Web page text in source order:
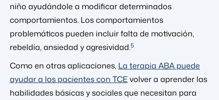
niño ayudándole a modificar determinados
comportamientos. Los comportamientos
problemáticos pueden incluir falta de motivación,
rebeldía, ansiedad y agresividad.5
Como en otras aplicaciones, La terapia ABA puede
ayudar a los pacientes con TCEvolver a aprender las
habilidades básicas y sociales que necesitan para